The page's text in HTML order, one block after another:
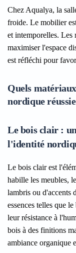
Chez Aqualya, la
froide. Le mobilier
et intemporelles. Les
maximiser l'espace
est réfléchi pour
Quels
nordique
Le bois clair :
l'identité
Le bois clair est
habille les meubles,
lambris ou d'accents
essences telles que
leur résistance à
bois à des finitions
ambiance organique